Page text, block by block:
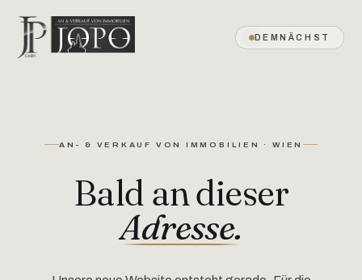
DEMNÄCHST
AN- & VERKAUF VON IMMOBILIEN · WIEN
Bald an dieser
Adresse.